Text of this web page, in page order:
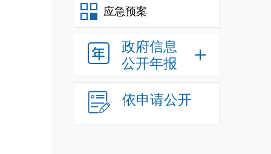
应急预案
政府信息
公开年报
依申请公开